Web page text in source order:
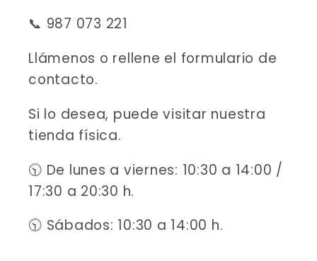
📞 987 073 221
Llámenos o rellene el formulario de
contacto.
Si lo desea, puede visitar nuestra
tienda física.
🕥 De lunes a viernes: 10:30 a 14:00 /
17:30 a 20:30 h.
🕥 Sábados: 10:30 a 14:00 h.